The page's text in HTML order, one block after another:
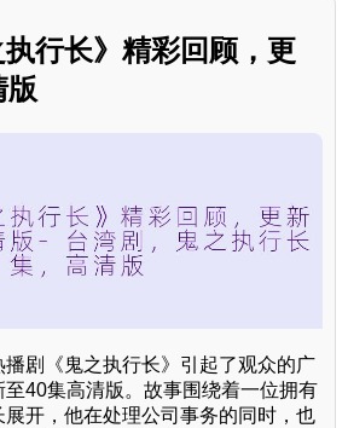
行长》精彩回顾，更
版
剧《鬼之执行长》引起了观众的广
40集高清版。故事围绕着一位拥有
开，他在处理公司事务的同时，也